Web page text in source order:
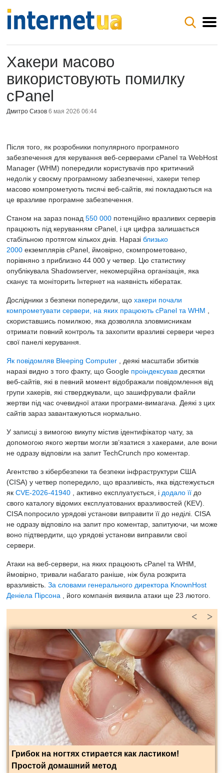
Хакери масово
використовують помилку
cPanel
Дмитро Сизов 6 мая 2026 06:44
Після того, як розробники популярного програмного
забезпечення для керування веб-серверами cPanel та WebHost
Manager (WHM) попередили користувачів про критичний
недолік у своєму програмному забезпеченні, хакери тепер
масово компрометують тисячі веб-сайтів, які покладаються на
це вразливе програмне забезпечення.
Станом на зараз понад 550 000 потенційно вразливих серверів
працюють під керуванням cPanel, і ця цифра залишається
стабільною протягом кількох днів. Наразі близько
2000 екземплярів cPanel, ймовірно, скомпрометовано,
порівняно з приблизно 44 000 у четвер. Цю статистику
опублікувала Shadowserver, некомерційна організація, яка
сканує та моніторить Інтернет на наявність кібератак.
Дослідники з безпеки попередили, що хакери почали
компрометувати сервери, на яких працюють cPanel та WHM ,
скориставшись помилкою, яка дозволяла зловмисникам
отримати повний контроль та захопити вразливі сервери через
свої панелі керування.
Як повідомляв Bleeping Computer , деякі масштаби збитків
наразі видно з того факту, що Google проіндексував десятки
веб-сайтів, які в певний момент відображали повідомлення від
групи хакерів, які стверджували, що зашифрували файли
жертви під час очевидної атаки програми-вимагача. Деякі з цих
сайтів зараз завантажуються нормально.
У записці з вимогою викупу містив ідентифікатор чату, за
допомогою якого жертви могли зв’язатися з хакерами, але вони
не одразу відповіли на запит TechCrunch про коментар.
Агентство з кібербезпеки та безпеки інфраструктури США
(CISA) у четвер попередило, що вразливість, яка відстежується
як CVE-2026-41940 , активно експлуатується, і додало її до
свого каталогу відомих експлуатованих вразливостей (KEV).
CISA попросило урядові установи виправити її до неділі. CISA
не одразу відповіло на запит про коментар, запитуючи, чи може
воно підтвердити, що урядові установи виправили свої
сервери.
Атаки на веб-сервери, на яких працюють cPanel та WHM,
ймовірно, тривали набагато раніше, ніж була розкрита
вразливість. За словами генерального директора KnownHost
Деніела Пірсона , його компанія виявила атаки ще 23 лютого.
>
<
Грибок на ногтях стирается как ластиком!
Простой домашний метод